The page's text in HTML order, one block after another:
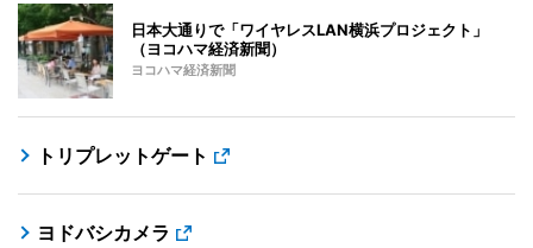
日本大通りで「ワイヤレスLAN横浜プロジェクト」
（ヨコハマ経済新聞）
ヨコハマ経済新聞
トリプレットゲート
ヨドバシカメラ